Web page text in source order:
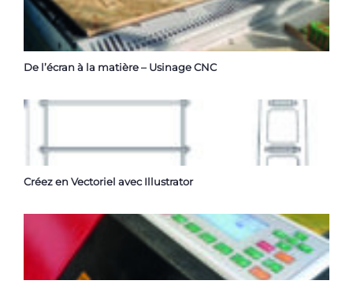
De l’écran à la matière – Usinage CNC
Créez en Vectoriel avec Illustrator